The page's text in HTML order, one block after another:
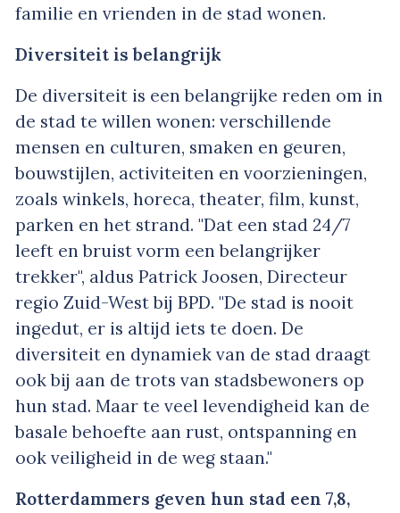
familie en vrienden in de stad wonen.
Diversiteit is belangrijk
De diversiteit is een belangrijke reden om in
de stad te willen wonen: verschillende
mensen en culturen, smaken en geuren,
bouwstijlen, activiteiten en voorzieningen,
zoals winkels, horeca, theater, film, kunst,
parken en het strand. "Dat een stad 24/7
leeft en bruist vorm een belangrijker
trekker", aldus Patrick Joosen, Directeur
regio Zuid-West bij BPD. "De stad is nooit
ingedut, er is altijd iets te doen. De
diversiteit en dynamiek van de stad draagt
ook bij aan de trots van stadsbewoners op
hun stad. Maar te veel levendigheid kan de
basale behoefte aan rust, ontspanning en
ook veiligheid in de weg staan."
Rotterdammers geven hun stad een 7,8,